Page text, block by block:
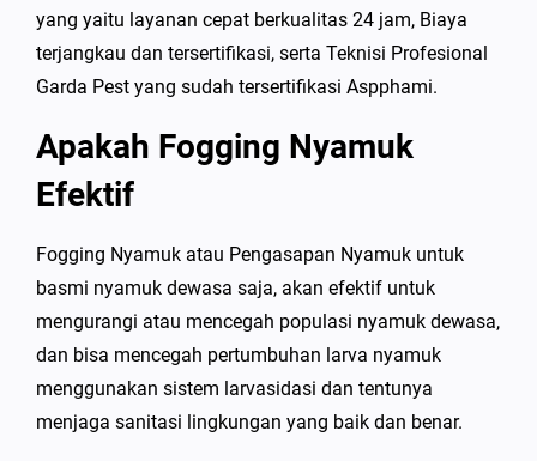
yang yaitu layanan cepat berkualitas 24 jam, Biaya
terjangkau dan tersertifikasi, serta Teknisi Profesional
Garda Pest yang sudah tersertifikasi Aspphami.
Apakah Fogging Nyamuk
Efektif
Fogging Nyamuk atau Pengasapan Nyamuk untuk
basmi nyamuk dewasa saja, akan efektif untuk
mengurangi atau mencegah populasi nyamuk dewasa,
dan bisa mencegah pertumbuhan larva nyamuk
menggunakan sistem larvasidasi dan tentunya
menjaga sanitasi lingkungan yang baik dan benar.